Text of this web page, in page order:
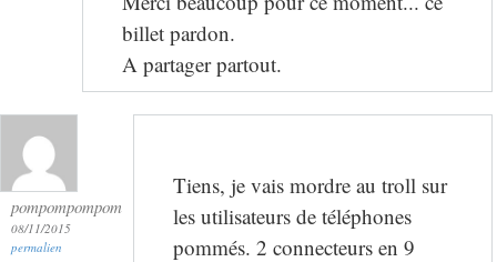
billet pardon.
A partager partout.
pompompompom
08/11/2015
permalien
Tiens, je vais mordre au troll sur
les utilisateurs de téléphones
pommés. 2 connecteurs en 9